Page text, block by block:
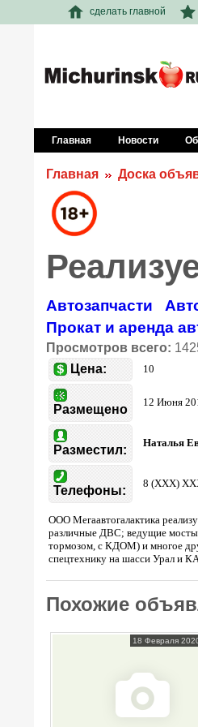
сделать главной
Главная Новости
Главная Доска
Автозапчасти
Прокат и аренда
Просмотров всего:
Цена:
10
Размещено
12 Июня
Разместил:
Наталья
Телефоны:
8 (XXX)
ООО Мегаавтогалактика
различные ДВС; ведущие мосты
тормозом, с КДОМ) и многое
спецтехнику на шасси Урал и
Похожие
18 Февраля